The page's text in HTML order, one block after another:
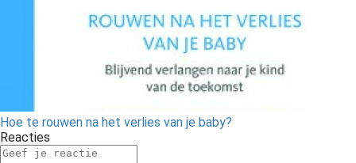
Hoe te rouwen na het verlies van je baby?
Reacties